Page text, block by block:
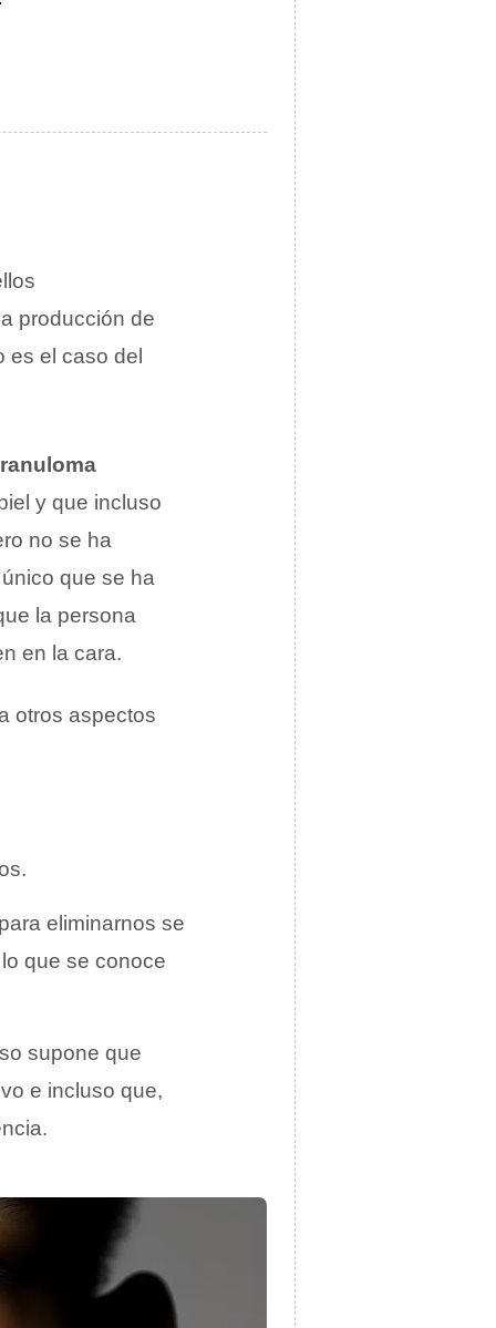
producción de
el caso del
y que incluso
no se ha
que se ha
la persona
en la cara.
otros aspectos
eliminarnos se
que se conoce
supone que
e incluso que,